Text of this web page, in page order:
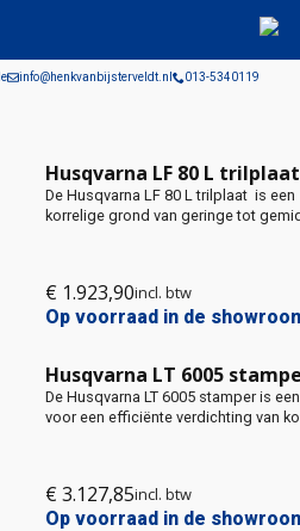
info@henkvanbijsterveldt.nl 013-5340119
Husqvarna LF 80 L trilplaat
De Husqvarna LF 80 L trilplaat is
korrelige grond van geringe tot
€ 1.923,90incl. btw
Op voorraad in de
Husqvarna LT 6005
De Husqvarna LT 6005 stamper is
voor een efficiënte verdichting van
€ 3.127,85incl. btw
Op voorraad in de